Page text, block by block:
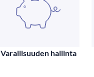
Varallisuuden hallinta